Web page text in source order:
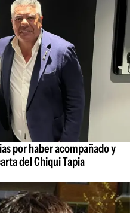
por haber acompañado y
del Chiqui Tapia